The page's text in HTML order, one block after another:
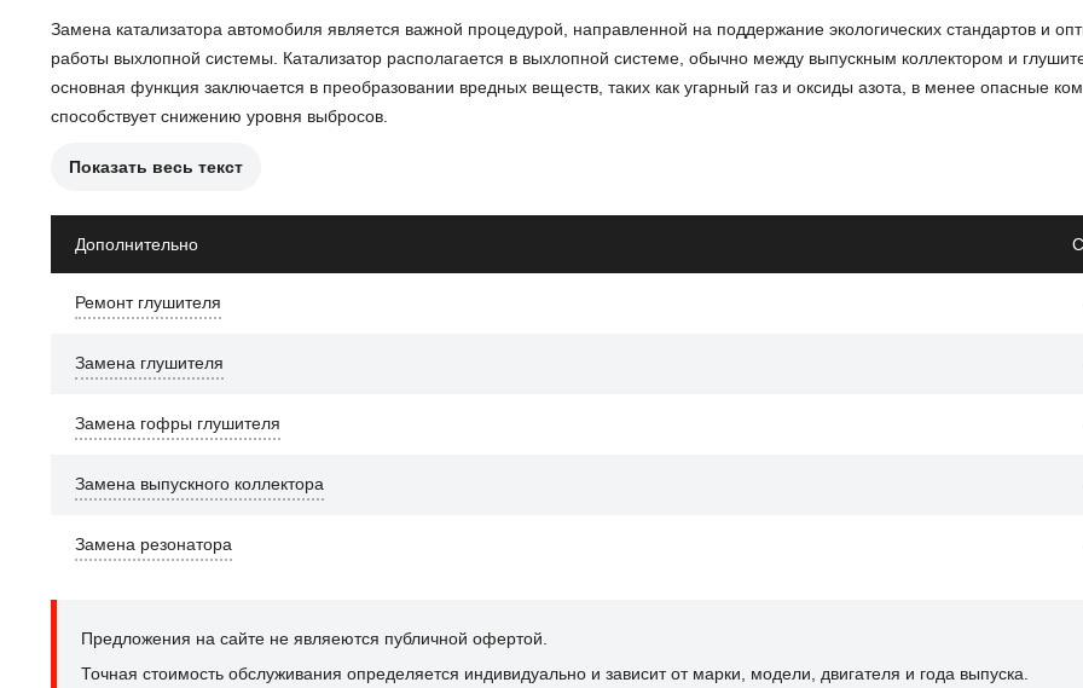
Замена катализатора автомобиля является важной процедурой, направленной на поддержание экологических стандартов и
работы выхлопной системы. Катализатор располагается в выхлопной системе, обычно между выпускным коллектором и
основная функция заключается в преобразовании вредных веществ, таких как угарный газ и оксиды азота, в менее опасные
способствует снижению уровня выбросов.
Причины замены катализатора могут включать:
Появление ошибок в системе управления двигателем, связанных с работой катализатора.
Физическое повреждение, вызванное механическими воздействиями или коррозией.
После замены катализатора автомобиль будет соответствовать экологическим нормам и обеспечит более эффективное
Показать весь текст
Дополнительно
Ремонт глушителя
Замена глушителя
Замена гофры глушителя
Замена выпускного коллектора
Замена резонатора
Предложения на сайте не являеются публичной офертой.
Точная стоимость обслуживания определяется индивидуально и зависит от марки, модели, двигателя и года выпуска.